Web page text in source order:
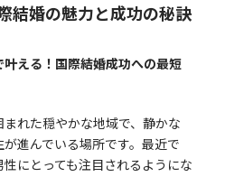
結婚の魅力と成功の秘訣
叶える！国際結婚成功への最短
れた穏やかな地域で、静かな
進んでいる場所です。最近で
にとっても注目されるようにな